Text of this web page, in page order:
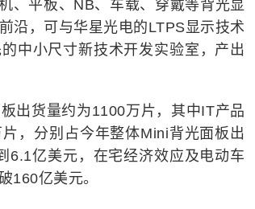
平板、NB、车载、穿戴等背光显
沿，可与华星光电的LTPS显示技术
中小尺寸新技术开发实验室，产出
货量约为1100万片，其中IT产品
，分别占今年整体Mini背光面板出
6.1亿美元，在宅经济效应及电动车
160亿美元。